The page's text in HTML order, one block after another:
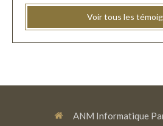
Voir tous les
ANM Informatique